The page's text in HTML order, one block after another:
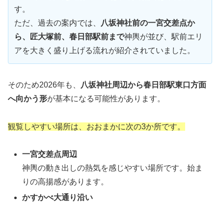
す。
ただ、過去の案内では、
八坂神社前の一宮交差点か
ら、匠大塚前、春日部駅前まで神輿が並び、駅前エリ
アを大きく盛り上げる流れが紹介されていました。
そのため2026年も、
八坂神社周辺から春日部駅東口方面
へ向かう形が基本になる可能性があります。
観覧しやすい場所は、おおまかに次の3か所です。
一宮交差点周辺
神輿の動き出しの熱気を感じやすい場所です。始ま
りの高揚感があります。
かすかべ大通り沿い